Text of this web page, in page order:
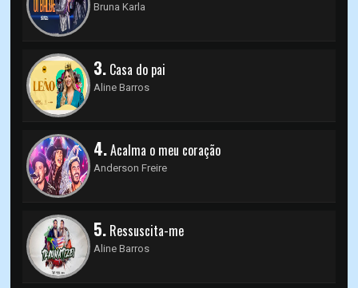
Bruna Karla
3. Casa do pai
Aline Barros
4.Acalma o meu coração
Anderson Freire
5. Ressuscita-me
Aline Barros